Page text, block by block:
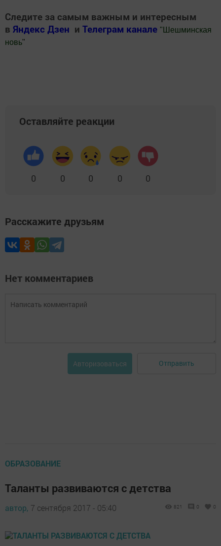
Следите за самым важным и интересным
в Яндекс Дзен и Телеграм канале " Шешминская
новь"
Оставляйте реакции
0 0 0 0 0
Расскажите друзьям
Нет комментариев
Авторизоваться Отправить
ОБРАЗОВАНИЕ
Таланты развиваются с детства
автор, 7 сентября 2017 - 05:40 821 0 0